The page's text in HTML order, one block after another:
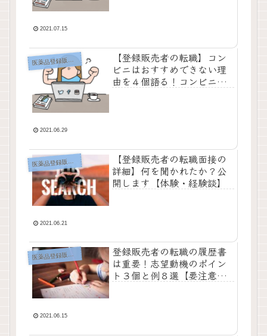
2021.07.15
医薬品登録販売者の転職エージェント
【登録販売者の転職】コン
ビニはおすすめできない理
由を４個語る！コンビニに
2021.06.29
医薬品登録販売者の転職エージェント
【登録販売者の転職面接の
詳細】何を聞かれたか？公
開します【体験・経験談】
2021.06.21
医 薬品登録販売者の転職エージェント
登録販売者の転職の履歴書
は重要！志望動機のポイン
ト３個と例８選【要注意点
2021.06.15